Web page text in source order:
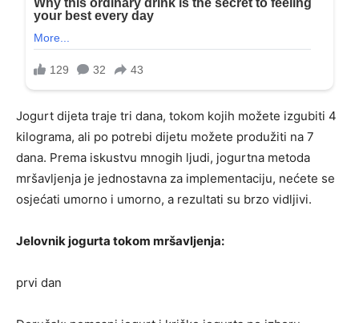
Jogurt dijeta traje tri dana, tokom kojih možete izgubiti 4
kilograma, ali po potrebi dijetu možete produžiti na 7
dana. Prema iskustvu mnogih ljudi, jogurtna metoda
mršavljenja je jednostavna za implementaciju, nećete se
osjećati umorno i umorno, a rezultati su brzo vidljivi.
Jelovnik jogurta tokom mršavljenja:
prvi dan